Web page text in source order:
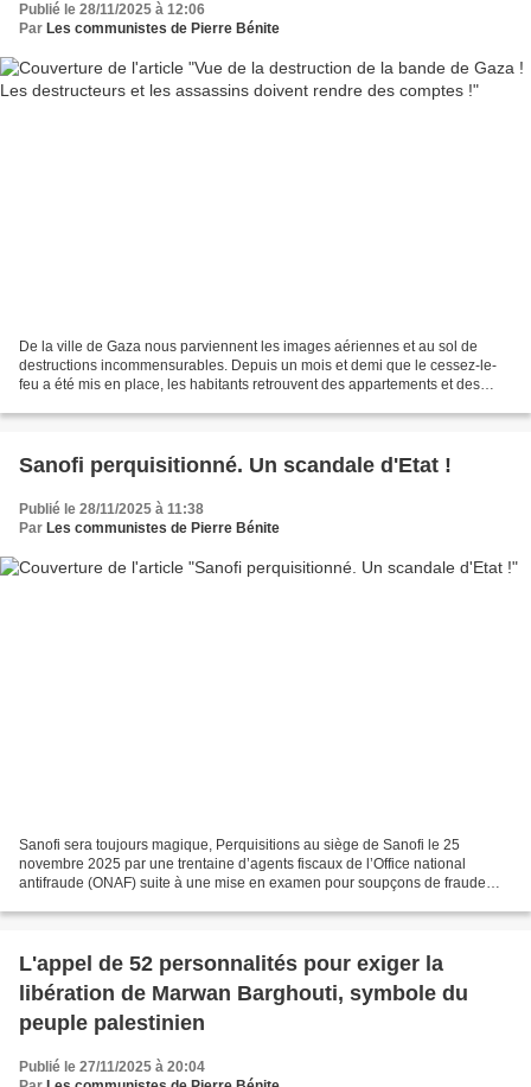
Publié le 28/11/2025 à 12:06
Par Les communistes de Pierre Bénite
De la ville de Gaza nous parviennent les images aériennes et au sol de
destructions incommensurables. Depuis un mois et demi que le cessez-le-
feu a été mis en place, les habitants retrouvent des appartements et des
Sanofi perquisitionné. Un scandale d'Etat !
Publié le 28/11/2025 à 11:38
Par Les communistes de Pierre Bénite
Sanofi sera toujours magique, Perquisitions au siège de Sanofi le 25
novembre 2025 par une trentaine d’agents fiscaux de l’Office national
antifraude (ONAF) suite à une mise en examen pour soupçons de fraude
L'appel de 52 personnalités pour exiger la
libération de Marwan Barghouti, symbole du
peuple palestinien
Publié le 27/11/2025 à 20:04